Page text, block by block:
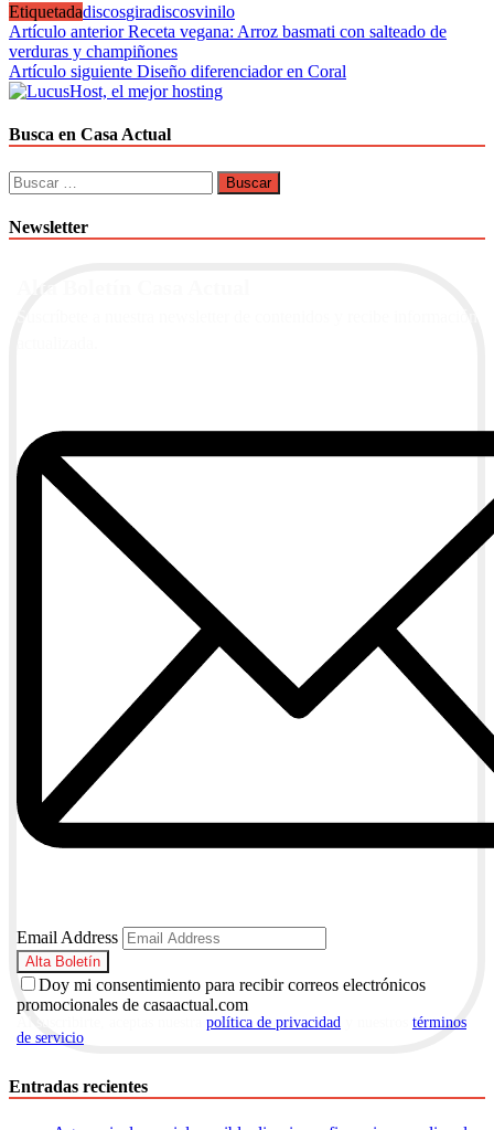
Etiquetadadiscosgiradiscosvinilo
Navegación
de
entradas
Artículo anterior Receta vegana: Arroz basmati con salteado de
verduras y champiñones
Artículo siguiente Diseño diferenciador en Coral
Busca en Casa Actual
Buscar:
Newsletter
Email Address
Doy mi consentimiento para recibir correos electrónicos
promocionales de casaactual.com
política de privacidad
términos
de servicio
Entradas recientes